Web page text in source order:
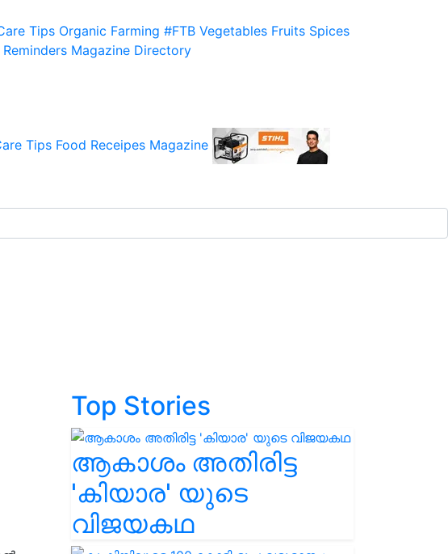
Tips Organic Farming #FTB Vegetables Fruits Spices
Magazine Directory
Tips Food Receipes Magazine
Top Stories
ആകാശം അതിരിട്ട
'കിയാര' യുടെ
വിജയകഥ